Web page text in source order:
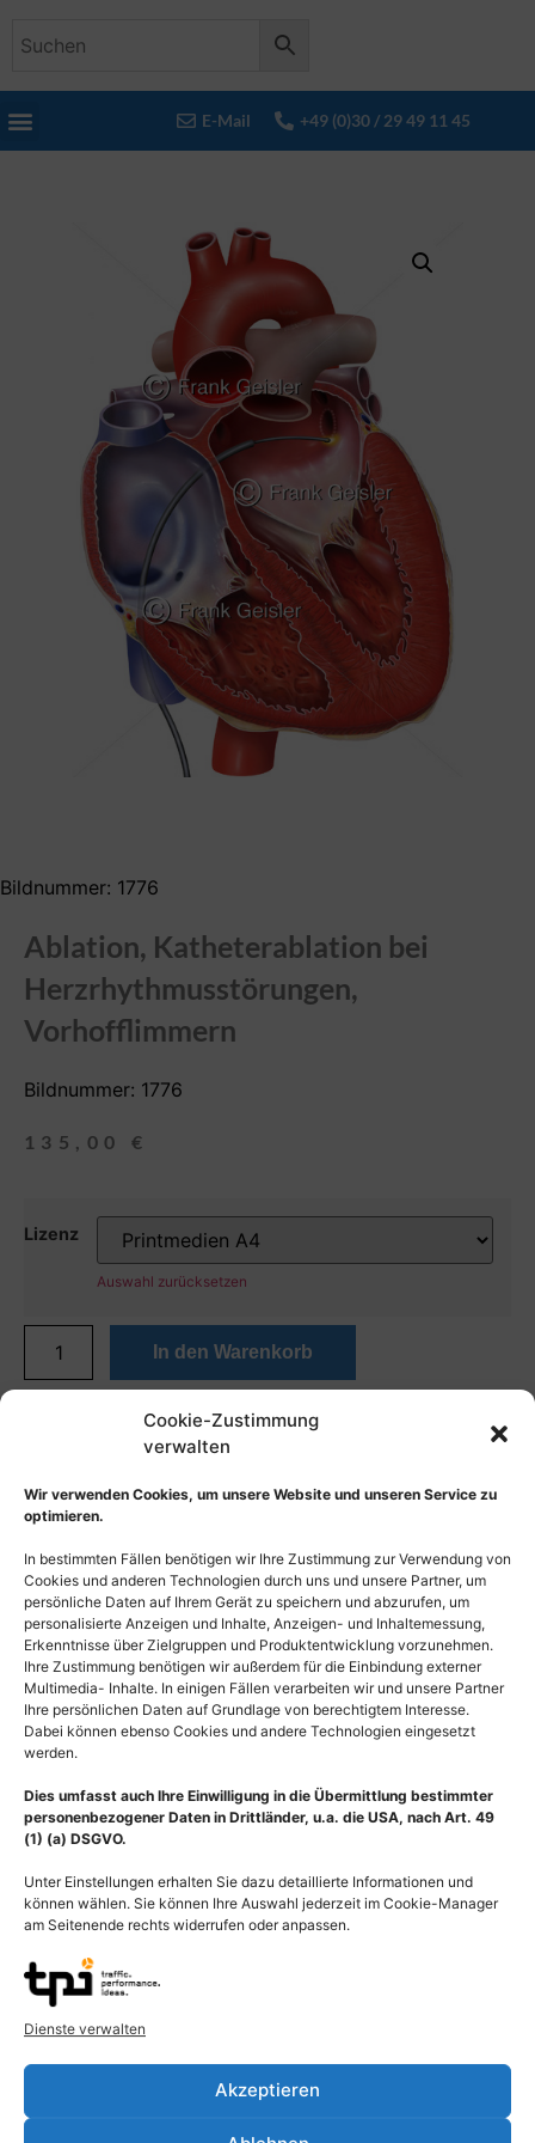
Cookie-Zustimmung
verwalten
Wir verwenden Cookies, um unsere Website und unseren Service zu
optimieren.
In bestimmten Fällen benötigen wir Ihre Zustimmung zur Verwendung von
Cookies und anderen Technologien durch uns und unsere Partner, um
persönliche Daten auf Ihrem Gerät zu speichern und abzurufen, um
personalisierte Anzeigen und Inhalte, Anzeigen- und Inhaltemessung,
Erkenntnisse über Zielgruppen und Produktentwicklung vorzunehmen.
Ihre Zustimmung benötigen wir außerdem für die Einbindung externer
Multimedia- Inhalte. In einigen Fällen verarbeiten wir und unsere Partner
Ihre persönlichen Daten auf Grundlage von berechtigtem Interesse.
Dabei können ebenso Cookies und andere Technologien eingesetzt
werden.
Dies umfasst auch Ihre Einwilligung in die Übermittlung bestimmter
personenbezogener Daten in Drittländer, u.a. die USA, nach Art. 49
(1) (a) DSGVO.
Unter Einstellungen erhalten Sie dazu detaillierte Informationen und
können wählen. Sie können Ihre Auswahl jederzeit im Cookie-Manager
am Seitenende rechts widerrufen oder anpassen.
Dienste verwalten
Akzeptieren
E-Mail +49 (0)30 / 29 49 11 45
Bildnummer: 1776
Ablation, Katheterablation bei
Herzrhythmusstörungen,
Vorhofflimmern
Bildnummer: 1776
135,00 €
Lizenz
Auswahl zurücksetzen
In den Warenkorb
Beschreibung
Darstellung einer Ablation, die Verödung bestimmter Bereiche im
linken Vorhof des Herzens durch Hitze mit Hochfrequenzstrom.